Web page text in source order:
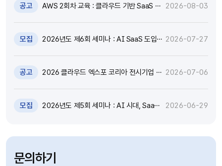
공고
AWS 2회차 교육 : 클라우드 기반 SaaS 현
2026-08-03
모집
2026년도 제6회 세미나 : AI SaaS 도입,
2026-07-27
공고
2026 클라우드 엑스포 코리아 전시기업 지 2026-07-06
모집
2026년도 제5회 세미나 : AI 시대, SaaS
2026-06-29
문의하기